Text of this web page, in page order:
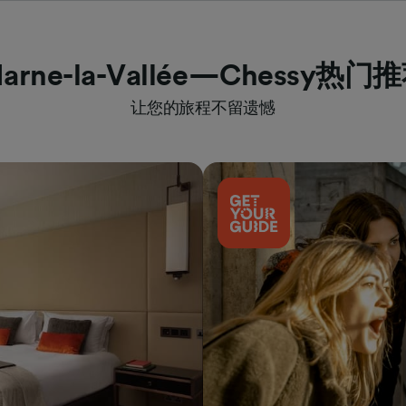
la-Vallée—Chessy热门推
让您的旅程不留遗憾